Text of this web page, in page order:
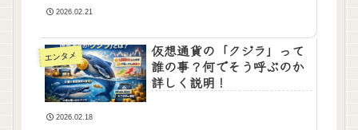
2026.02.21
エンタメ
仮想通貨の「クジラ」って
誰の事？何でそう呼ぶのか
詳しく説明！
2026.02.18